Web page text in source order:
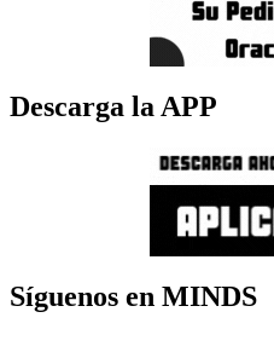
Descarga la APP
Síguenos en MINDS